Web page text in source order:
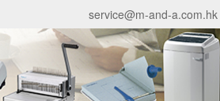
service@m-and-a.com.hk